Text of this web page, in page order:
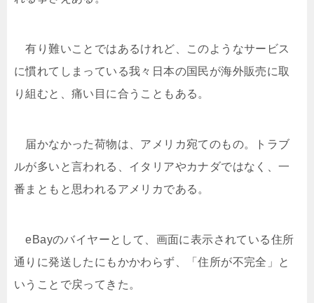
有り難いことではあるけれど、このようなサービス
に慣れてしまっている我々日本の国民が海外販売に取
り組むと、痛い目に合うこともある。
届かなかった荷物は、アメリカ宛てのもの。トラブ
ルが多いと言われる、イタリアやカナダではなく、一
番まともと思われるアメリカである。
eBayのバイヤーとして、画面に表示されている住所
通りに発送したにもかかわらず、「住所が不完全」と
いうことで戻ってきた。